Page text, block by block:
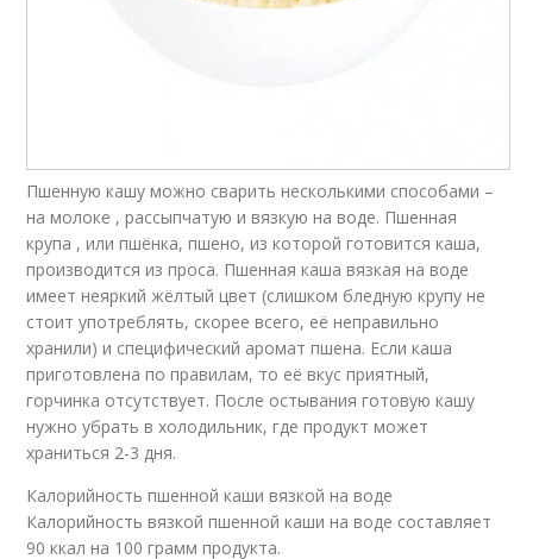
Пшенную кашу можно сварить несколькими способами –
на молоке , рассыпчатую и вязкую на воде. Пшенная
крупа , или пшёнка, пшено, из которой готовится каша,
производится из проса. Пшенная каша вязкая на воде
имеет неяркий жёлтый цвет (слишком бледную крупу не
стоит употреблять, скорее всего, её неправильно
хранили) и специфический аромат пшена. Если каша
приготовлена по правилам, то её вкус приятный,
горчинка отсутствует. После остывания готовую кашу
нужно убрать в холодильник, где продукт может
храниться 2-3 дня.
Калорийность пшенной каши вязкой на воде
Калорийность вязкой пшенной каши на воде составляет
90 ккал на 100 грамм продукта.